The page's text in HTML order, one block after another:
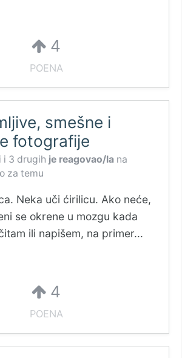
4
POENA
smešne i
fotografije
i 3 drugih je reagovao/la na
za temu
Neka uči ćirilicu. Ako neće,
se okrene u mozgu kada
ili napišem, na primer...
4
POENA